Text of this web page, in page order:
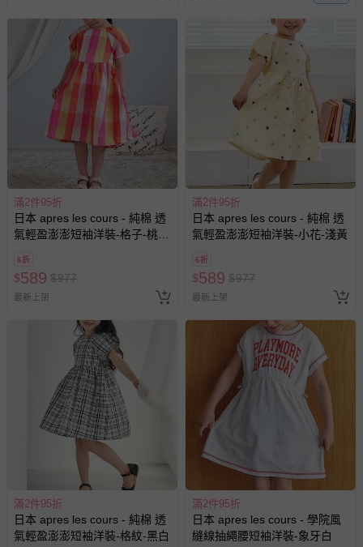
如您收到商品，請依正常流程檢查是否完好，若商品遇瑕疵
情形，您可申請更換新品或退貨，請見：退貨的辦理流程
若您對於會員帳號、商品訂購與資訊、購物流程、付款方
式、折價券與購物金的使用、退貨及商品運送方式等有疑
問，你可詳見：
媽咪愛客服中心
預購商品：預購為海外同步代購，遇缺貨即會通知媽咪並協
助取消退款事宜。
商品如因「價格、組合」等錯誤原因，導致無法安排出貨，
會主動以簡訊及mail通知訂單取消事宜，並將提供適當補
償。
滿2件95折
日本 apres les cours - 純棉 透
氣輕盈澎澎短袖洋裝-格子-桃粉
6折
$589 $977
最新上架
滿2件95折
日本 apres les cours - 純棉 透
氣輕盈澎澎短袖洋裝-小花-淺黃
6折
$589 $977
最新上架
滿2件95折
日本 apres les cours - 純棉 透
氣輕盈澎澎短袖洋裝-格紋-黑白
滿2件95折
日本 apres les cours - 學院風
縫線抽繩腰短袖洋裝-象牙白